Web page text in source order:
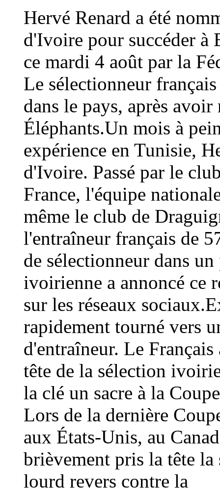
Hervé Renard a été
d'Ivoire pour succéder à
ce mardi 4 août par la
Le sélectionneur
dans le pays, après
Éléphants.Un mois à
expérience en Tunisie,
d'Ivoire. Passé par le
France, l'équipe
même le club de
l'entraîneur français de
de sélectionneur dans
ivoirienne a annoncé ce
sur les réseaux
rapidement tourné vers
d'entraîneur. Le
tête de la sélection
la clé un sacre à la
Lors de la dernière
aux États-Unis, au
brièvement pris la tête
lourd revers contre la